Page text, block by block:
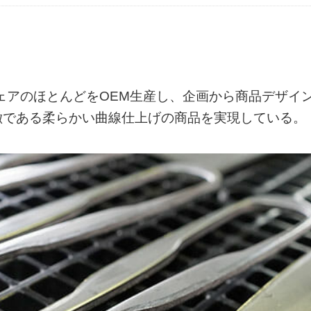
のほとんどをOEM生産し、企画から商品デザイ
ある柔らかい曲線仕上げの商品を実現している。